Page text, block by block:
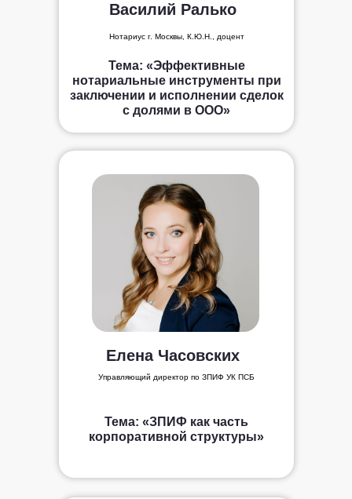
Василий Ралько
Тема: «Эффективные
нотариальные инструменты при
заключении и исполнении сделок
с долями в ООО»
Нотариус г. Москвы, К.Ю.Н., доцент
Тема: «ЗПИФ как часть
корпоративной структуры»
Елена Часовских
Управляющий директор по ЗПИФ УК ПСБ